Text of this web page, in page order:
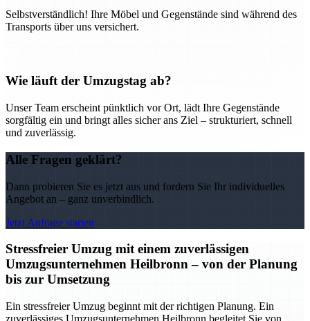
Selbstverständlich! Ihre Möbel und Gegenstände sind während des
Transports über uns versichert.
Wie läuft der Umzugstag ab?
Unser Team erscheint pünktlich vor Ort, lädt Ihre Gegenstände
sorgfältig ein und bringt alles sicher ans Ziel – strukturiert, schnell
und zuverlässig.
Alle Fragen geklärt?
Dann probieren Sie es jetzt aus und fordern Sie Ihr individuelles
Angebot an – ganz unverbindlich.
Jetzt Anfrage starten
Stressfreier Umzug mit einem zuverlässigen
Umzugsunternehmen Heilbronn – von der Planung
bis zur Umsetzung
Ein stressfreier Umzug beginnt mit der richtigen Planung. Ein
zuverlässiges Umzugsunternehmen Heilbronn begleitet Sie von